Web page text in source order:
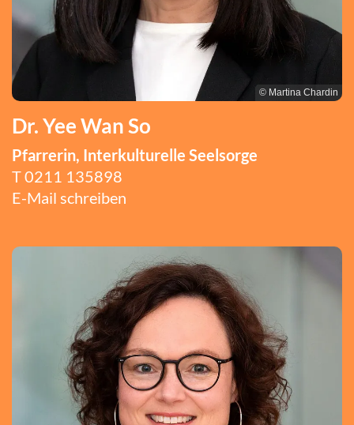
© Martina Chardin
Dr. Yee Wan So
Pfarrerin, Interkulturelle Seelsorge
T 0211 135898
E-Mail schreiben